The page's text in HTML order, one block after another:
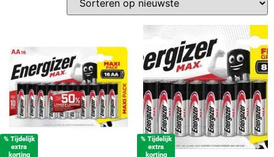
% Tijdelijk
extra
korting
% Tijdelijk
extra
korting